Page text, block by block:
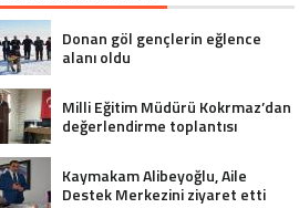
Donan göl gençlerin eğlence
alanı oldu
Milli Eğitim Müdürü Kokrmaz’dan
değerlendirme toplantısı
Kaymakam Alibeyoğlu, Aile
Destek Merkezini ziyaret etti